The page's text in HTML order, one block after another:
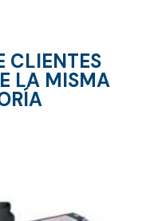
CLIENTES
LA MISMA